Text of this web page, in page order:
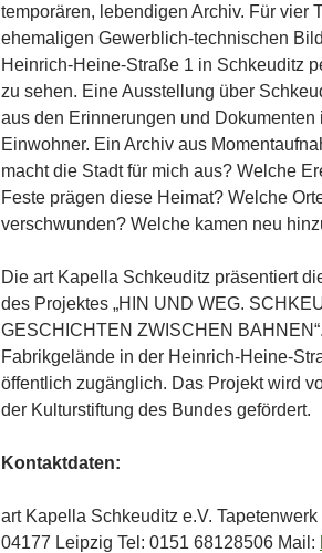
temporären, lebendigen Archiv. Für vier
ehemaligen Gewerblich-technischen
Heinrich-Heine-Straße 1 in Schkeuditz
zu sehen. Eine Ausstellung über
aus den Erinnerungen und
Einwohner. Ein Archiv aus
macht die Stadt für mich aus? Welche
Feste prägen diese Heimat? Welche
verschwunden? Welche kamen neu
Die art Kapella Schkeuditz präsentiert
des Projektes „HIN UND WEG.
GESCHICHTEN ZWISCHEN
Fabrikgelände in der Heinrich-Heine-
öffentlich zugänglich. Das Projekt wird
der Kulturstiftung des Bundes gefördert.
Kontaktdaten:
art Kapella Schkeuditz e.V.
04177 Leipzig Tel: 0151 68128506 Mail: